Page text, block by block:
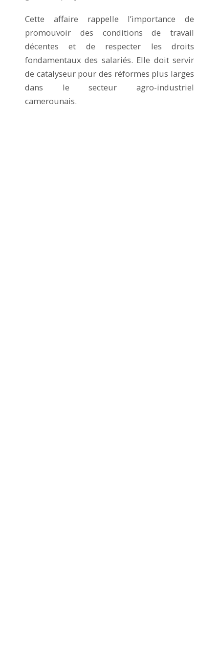
Cette affaire rappelle l’importance de
promouvoir des conditions de travail
décentes et de respecter les droits
fondamentaux des salariés. Elle doit servir
de catalyseur pour des réformes plus larges
dans le secteur agro-industriel
camerounais.